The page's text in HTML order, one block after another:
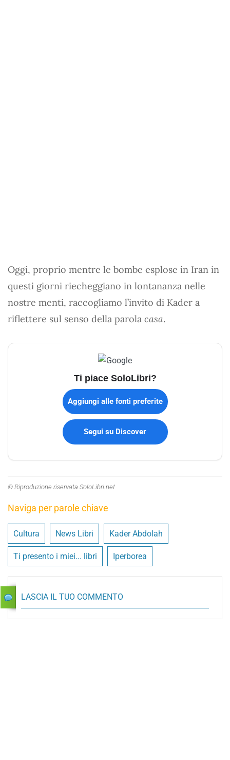
Oggi, proprio mentre le bombe esplose in Iran in
questi giorni riecheggiano in lontananza nelle
nostre menti, raccogliamo l’invito di Kader a
riflettere sul senso della parola casa.
Ti piace SoloLibri?
Aggiungi alle fonti preferite
Segui su Discover
© Riproduzione riservata SoloLibri.net
Naviga per parole chiave
Cultura News Libri Kader Abdolah
Ti presento i miei... libri Iperborea
LASCIA IL TUO COMMENTO